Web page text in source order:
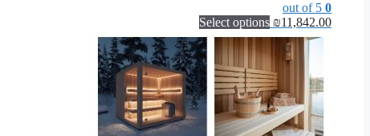
0
₪11,842.00
Select options